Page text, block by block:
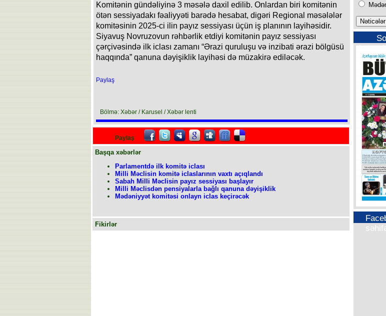
Komitənin gündəliyinə 3 məsələ daxil edilib. Onlardan biri komitənin
ötən sessiyadakı fəaliyyəti barədə hesabat, digəri Regional məsələlər
komitəsinin 2025-ci ilin payız sessiyası üçün iş planının layihəsidir.
Siyavuş Novruzovun rəhbərlik etdiyi komitənin payız sessiyası
çərçivəsində ilk iclası zamanı “Ərazi quruluşu və inzibati ərazi bölgüsü
haqqında” qanuna dəyişiklik layihəsi də müzakirə ediləcək.
Paylaş
Bölmə: Xəbər / Karusel / Xəbər lenti
Paylaş
Başqa xəbərlər
Parlamentdə ilk komitə iclası
Milli Məclisin komitə iclaslarının vaxtı açıqlandı
Sabah Milli Məclisin payız sessiyası başlayır
Milli Məclisdən pensiyalarla bağlı qanuna dəyişiklik
Mədəniyyət komitəsi onlayn iclas keçirəcək
Fikirlər